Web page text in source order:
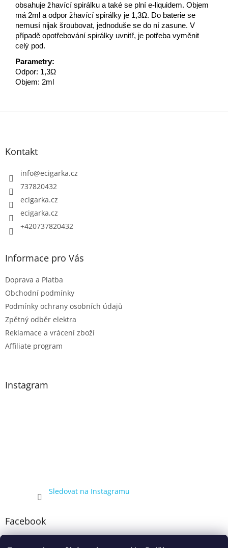
obsahuje žhavící spirálku a také se plní e-liquidem. Objem
má 2ml a odpor žhavící spirálky je 1,3Ω. Do baterie se
nemusí nijak šroubovat, jednoduše se do ní zasune. V
případě opotřebování spirálky uvnitř, je potřeba vyměnit
celý pod.
Parametry:
Odpor: 1,3Ω
Objem: 2ml
Kontakt
info@ecigarka.cz
737820432
ecigarka.cz
ecigarka.cz
+420737820432
Informace pro Vás
Doprava a Platba
Obchodní podmínky
Podmínky ochrany osobních údajů
Zpětný odběr elektra
Reklamace a vrácení zboží
Affiliate program
Instagram
Sledovat na Instagramu
Facebook